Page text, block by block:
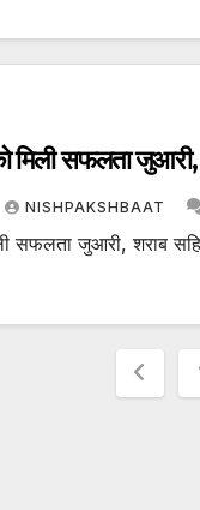
सफलता
NISHPAKSHBAAT
सफलता जुआरी, शराब